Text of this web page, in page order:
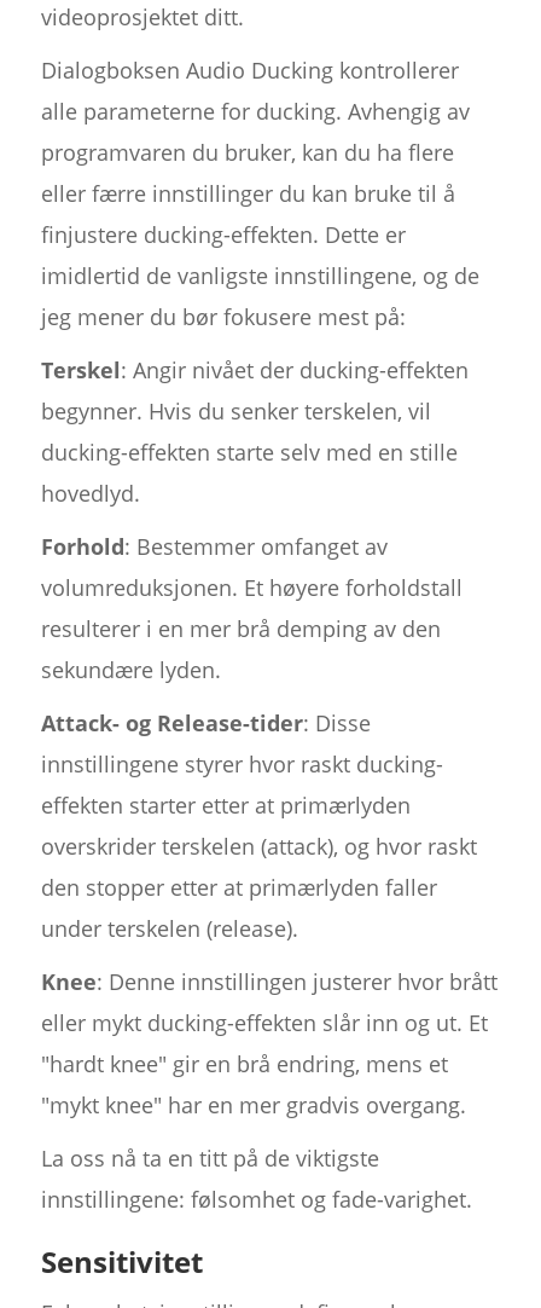
videoprosjektet ditt.
Dialogboksen Audio Ducking kontrollerer
alle parameterne for ducking. Avhengig av
programvaren du bruker, kan du ha flere
eller færre innstillinger du kan bruke til å
finjustere ducking-effekten. Dette er
imidlertid de vanligste innstillingene, og de
jeg mener du bør fokusere mest på:
Terskel: Angir nivået der ducking-effekten
begynner. Hvis du senker terskelen, vil
ducking-effekten starte selv med en stille
hovedlyd.
Forhold: Bestemmer omfanget av
volumreduksjonen. Et høyere forholdstall
resulterer i en mer brå demping av den
sekundære lyden.
Attack- og Release-tider: Disse
innstillingene styrer hvor raskt ducking-
effekten starter etter at primærlyden
overskrider terskelen (attack), og hvor raskt
den stopper etter at primærlyden faller
under terskelen (release).
Knee: Denne innstillingen justerer hvor brått
eller mykt ducking-effekten slår inn og ut. Et
"hardt knee" gir en brå endring, mens et
"mykt knee" har en mer gradvis overgang.
La oss nå ta en titt på de viktigste
innstillingene: følsomhet og fade-varighet.
Sensitivitet